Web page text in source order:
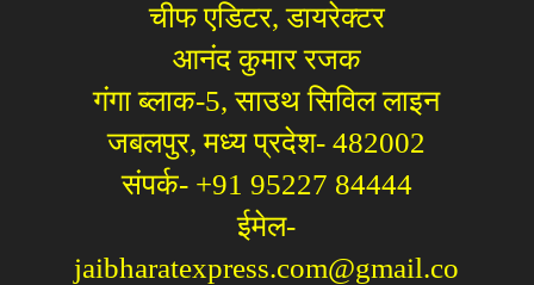
चीफ एडिटर, डायरेक्टर
आनंद कुमार रजक
गंगा ब्लाक-5, साउथ सिविल लाइन
जबलपुर, मध्य प्रदेश- 482002
संपर्क- +91 95227 84444
ईमेल-
jaibharatexpress.com@gmail.co